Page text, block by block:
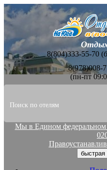
8(804)333-55-70
8(978)008-
(пн-пт
Мы в Едином федеральном
быстрая